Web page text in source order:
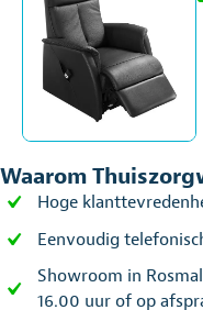
Waarom
Hoge
Eenvoudig
Showroom in
16.00 uur of op